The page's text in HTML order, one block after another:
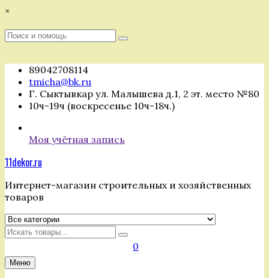
Перейти
содержимому
×
Поиск
Поиск
89042708114
tmicha@bk.ru
Г. Сыктывкар ул. Малышева д.1, 2 эт. место №80
10ч-19ч (воскресенье 10ч-18ч.)
Моя учётная запись
11dekor.ru
Интернет-магазин строительных и хозяйственных
товаров
Искать
0
Меню